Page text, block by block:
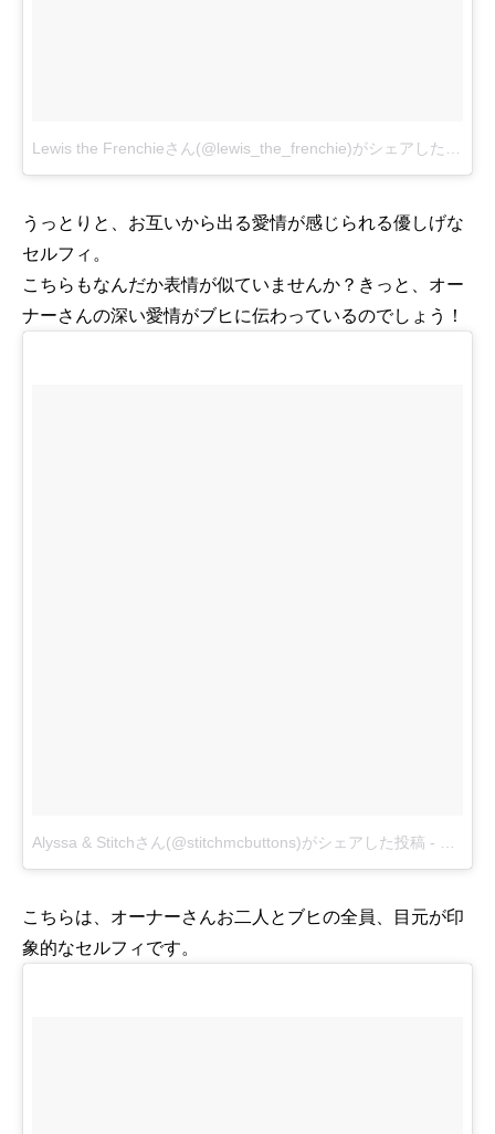
Lewis the Frenchieさん(@lewis_the_frenchie)がシェアした投稿
うっとりと、お互いから出る愛情が感じられる優しげな
セルフィ。
こちらもなんだか表情が似ていませんか？きっと、オー
ナーさんの深い愛情がブヒに伝わっているのでしょう！
Alyssa & Stitchさん(@stitchmcbuttons)がシェアした投稿 - 6月
こちらは、オーナーさんお二人とブヒの全員、目元が印
象的なセルフィです。